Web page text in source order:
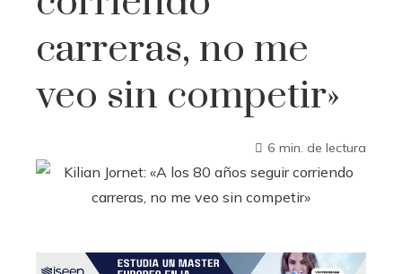
carreras, no me
veo sin competir»
6 min. de lectura